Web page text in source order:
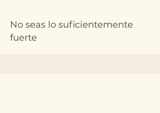
No seas lo suficientemente
fuerte